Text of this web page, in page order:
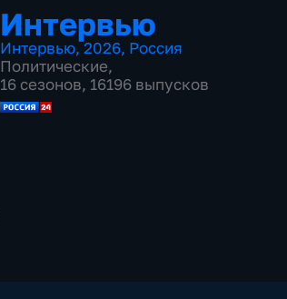
Интервью
Интервью, 2026, Россия
Политические,
16 сезонов, 16196 выпусков